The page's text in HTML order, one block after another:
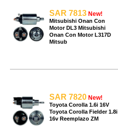
SAR 7813 New!
Mitsubishi Onan Con
Motor DL3 Mitsubishi
Onan Con Motor L317D
Mitsub
SAR 7820 New!
Toyota Corolla 1.6i 16V
Toyota Corolla Fielder 1.8i
16v Reemplazo ZM